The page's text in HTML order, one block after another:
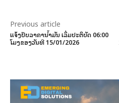
Previous article
ແຈ້ງປັບລາຄານ້ຳມັນ ເລິ່ມປະຕິບັດ 06:00
ໂມງຂອງວັນທີ 15/01/2026